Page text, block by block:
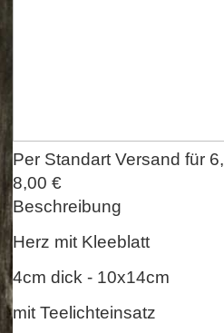
Per Standart Versand für
8,00 €
Beschreibung
Herz mit Kleeblatt
4cm dick - 10x14cm
mit Teelichteinsatz